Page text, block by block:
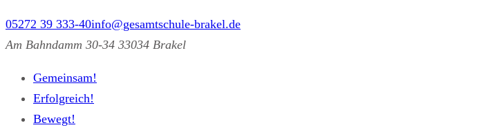
05272 39 333-40info@gesamtschule-brakel.de
Am Bahndamm 30-34 33034 Brakel
Gemeinsam!
Erfolgreich!
Bewegt!